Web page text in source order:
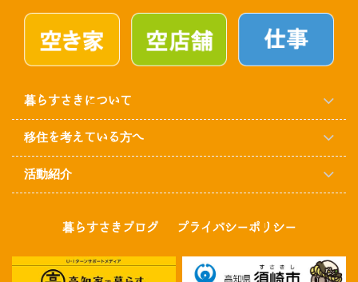
暮らすさきについて
移住を考えている方へ
活動紹介
暮らすさきブログ プライバシーポリシー